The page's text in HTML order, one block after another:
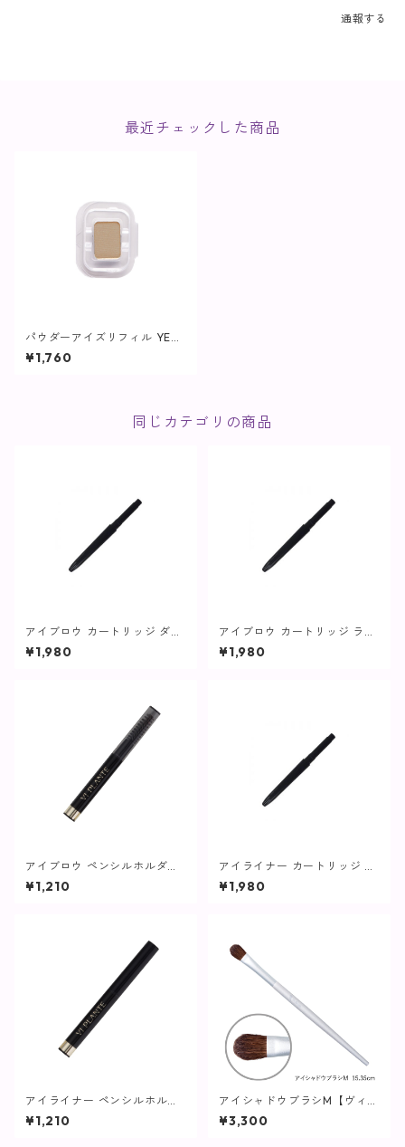
通報する
最近チェックした商品
パウダーアイズリフィル YE0
2L / シャンパンゴールド【ヴ
ィプランツ】
¥1,760
同じカテゴリの商品
アイブロウ カートリッジ ダー
クブラウン【ヴィプランツ】
¥1,980
アイブロウ カートリッジ ライ
トブラウン【ヴィプランツ】
¥1,980
アイブロウ ペンシルホルダー
【ヴィプランツ】
¥1,210
アイライナー カートリッジ ブ
ラック【ヴィプランツ】
¥1,980
アイライナー ペンシルホルダ
ー【ヴィプランツ】
¥1,210
アイシャドウブラシM【ヴィプ
ランツ】
¥3,300